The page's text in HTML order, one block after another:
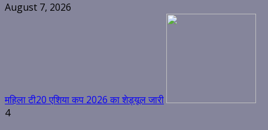
August 7, 2026
महिला टी20 एशिया कप 2026 का शेड्यूल जारी
4